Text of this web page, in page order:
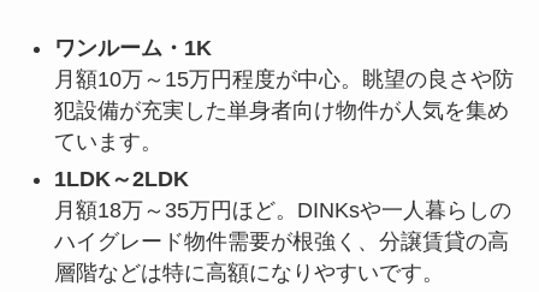
ワンルーム・1K
月額10万～15万円程度が中心。眺望の良さや防
犯設備が充実した単身者向け物件が人気を集め
ています。
1LDK～2LDK
月額18万～35万円ほど。DINKsや一人暮らしの
ハイグレード物件需要が根強く、分譲賃貸の高
層階などは特に高額になりやすいです。